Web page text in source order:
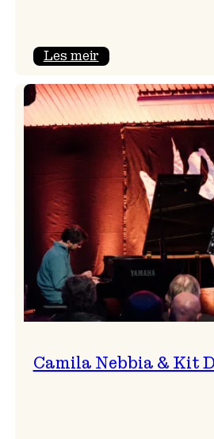
Les meir:
ein
Vossa
Jazz
utan
Badnajazz!
Camila Nebbia & Kit